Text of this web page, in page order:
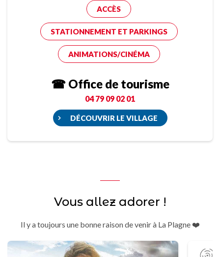
ACCÈS
STATIONNEMENT ET PARKINGS
ANIMATIONS/CINÉMA
☎ Office de tourisme
04 79 09 02 01
DÉCOUVRIR LE VILLAGE
Vous allez adorer !
Il y a toujours une bonne raison de venir à La Plagne ❤️